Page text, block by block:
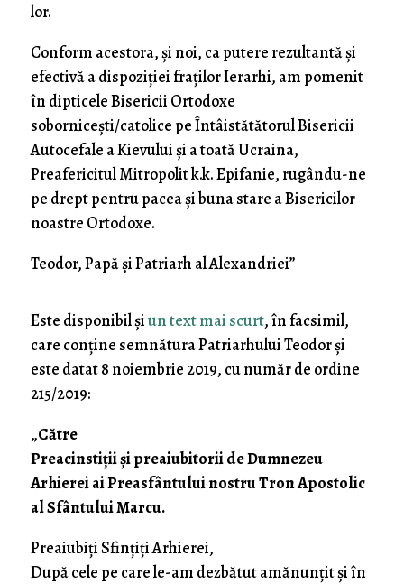
lor.
Conform acestora, și noi, ca putere rezultantă și
efectivă a dispoziției fraților Ierarhi, am pomenit
în dipticele Bisericii Ortodoxe
sobornicești/catolice pe Întâistătătorul Bisericii
Autocefale a Kievului și a toată Ucraina,
Preafericitul Mitropolit k.k. Epifanie, rugându-ne
pe drept pentru pacea și buna stare a Bisericilor
noastre Ortodoxe.
†Teodor, Papă și Patriarh al Alexandriei”
Este disponibil șiun text mai scurt, în facsimil,
care conține semnătura Patriarhului Teodor și
este datat 8 noiembrie 2019, cu număr de ordine
215/2019:
„Către
Preacinstiții și preaiubitorii de Dumnezeu
Arhierei ai Preasfântului nostru Tron Apostolic
al Sfântului Marcu.
Preaiubiți Sfințiți Arhierei,
După cele pe care le-am dezbătut amănunțit și în